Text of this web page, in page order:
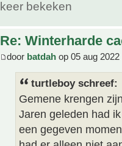
keer bekeken
Re: Winterharde
door batdah op 05 aug 2022
turtleboy schreef:
Gemene krengen
Jaren geleden had
een gegeven